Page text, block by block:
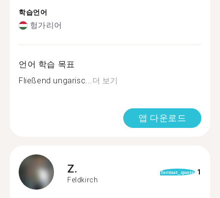
학습언어
헝가리어
언어 학습 목표
Fließend ungarisc...더 보기
앱 다운로드
Z.
Feldkirch
format_quote 1